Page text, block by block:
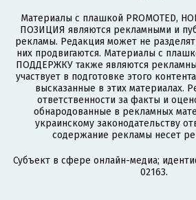
Материалы с плашкой PROMOTED,
ПОЗИЦИЯ являются рекламными и
рекламы. Редакция может не
них продвигаются. Материалы с
ПОДДЕРЖКУ также являются
участвует в подготовке этого
высказанные в этих материалах.
ответственности за факты и
обнародованные в рекламных
украинскому законодательству
содержание рекламы несет
Субъект в сфере онлайн-медиа;
02163.